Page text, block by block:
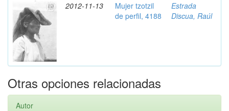
2012-11-13
Mujer tzotzil
de perfil, 4188
Estrada
Discua, Raúl
Otras opciones relacionadas
Autor